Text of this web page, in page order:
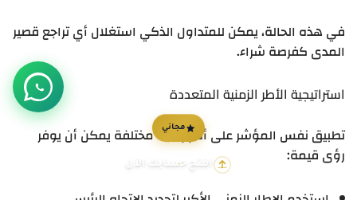
في هذه الحالة، يمكن للمتداول الذكي استغلال أي تراجع قصير
المدى كفرصة شراء.
استراتيجية الأطر الزمنية المتعددة
تطبيق نفس المؤشر على أطر زمنية مختلفة يمكن أن يوفر
رؤى قيمة:
مجاني
افتح حسابك الآن